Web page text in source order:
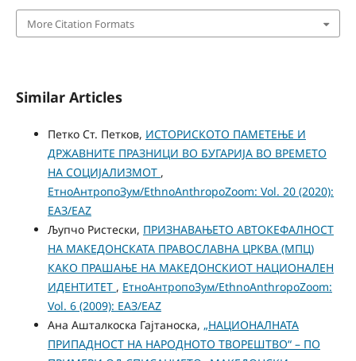
More Citation Formats
Similar Articles
Петко Ст. Петков, ИСТОРИСКОТО ПАМЕТЕЊЕ И
ДРЖАВНИТЕ ПРАЗНИЦИ ВО БУГАРИЈА ВО ВРЕМЕТО
НА СОЦИЈАЛИЗМОТ ,
ЕтноАнтропоЗум/EthnoAnthropoZoom: Vol. 20 (2020):
ЕАЗ/EAZ
Љупчо Ристески, ПРИЗНАВАЊЕТО АВТОКЕФАЛНОСТ
НА МАКЕДОНСКАТА ПРАВОСЛАВНА ЦРКВА (МПЦ)
КАКО ПРАШАЊЕ НА МАКЕДОНСКИОТ НАЦИОНАЛЕН
ИДЕНТИТЕТ , ЕтноАнтропоЗум/EthnoAnthropoZoom:
Vol. 6 (2009): ЕАЗ/EAZ
Ана Ашталкоска Гајтаноска, „НАЦИОНАЛНАТА
ПРИПАДНОСТ НА НАРОДНОТО ТВОРЕШТВО“ – ПО